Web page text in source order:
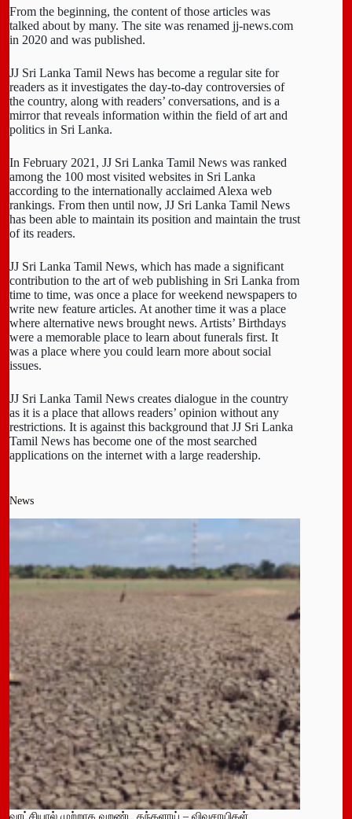
From the beginning, the content of those articles was
talked about by many. The site was renamed jj-news.com
in 2020 and was published.
JJ Sri Lanka Tamil News has become a regular site for
readers as it investigates the day-to-day controversies of
the country, along with readers’ conversations, and is a
mirror that reveals information within the field of art and
politics in Sri Lanka.
In February 2021, JJ Sri Lanka Tamil News was ranked
among the 100 most visited websites in Sri Lanka
according to the internationally acclaimed Alexa web
rankings. From then until now, JJ Sri Lanka Tamil News
has been able to maintain its position and maintain the trust
of its readers.
JJ Sri Lanka Tamil News, which has made a significant
contribution to the art of web publishing in Sri Lanka from
time to time, was once a place for weekend newspapers to
write new feature articles. At another time it was a place
where alternative news brought news. Artists’ Birthdays
were a memorable place to learn about funerals first. It
was a place where you could learn more about social
issues.
JJ Sri Lanka Tamil News creates dialogue in the country
as it is a place that allows readers’ opinion without any
restrictions. It is against this background that JJ Sri Lanka
Tamil News has become one of the most searched
applications on the internet with a large readership.
News
வரட்சியால் முற்றாக வறண்ட கந்தளாய் – விவசாயிகள்,